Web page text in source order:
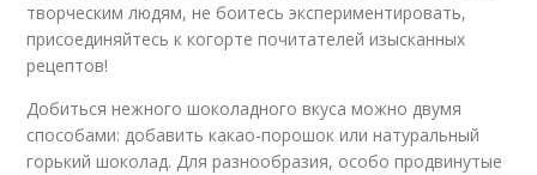
творческим людям, не боитесь экспериментировать,
присоединяйтесь к когорте почитателей изысканных
рецептов!
Добиться нежного шоколадного вкуса можно двумя
способами: добавить какао-порошок или натуральный
горький шоколад. Для разнообразия, особо продвинутые